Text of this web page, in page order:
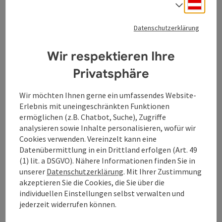
Sportplatz Pergkirchen
Die Sportanlage der DSG Union Pergkirchen steht
Vereinsmitgliedern zu Trainingszwecken zur Verfügung
und ist der Austragungsort für Meisterschaften in Tennis
und Fußball.
Perg
Öffnungszeiten
MOMontag geöffnet
DIDienstag geöffnet
MIMittwoch geöffnet
DODonnerstag geöffnet
FRFreitag geöffnet
SASamstag geöffnet
SO Sonntag geöffnet
FEFeiertag geöffnet
Datenschutzerklärung
Wir respektieren Ihre
Privatsphäre
Wir möchten Ihnen gerne ein umfassendes Website-
Erlebnis mit uneingeschränkten Funktionen
ermöglichen (z.B. Chatbot, Suche), Zugriffe
analysieren sowie Inhalte personalisieren, wofür wir
Cookies verwenden. Vereinzelt kann eine
Datenübermittlung in ein Drittland erfolgen (Art. 49
(1) lit. a DSGVO). Nähere Informationen finden Sie in
unserer Datenschutzerklärung. Mit Ihrer Zustimmung
akzeptieren Sie die Cookies, die Sie über die
individuellen Einstellungen selbst verwalten und
jederzeit widerrufen können.